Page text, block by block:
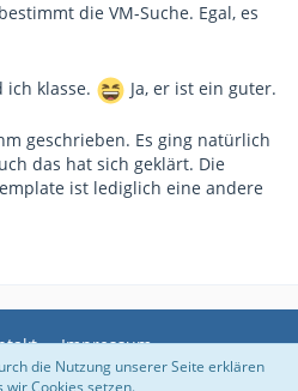
die VM-Suche. Egal, es
ich klasse. Ja, er ist ein guter.
geschrieben. Es ging natürlich
das hat sich geklärt. Die
ist lediglich eine andere
Impressum
die Nutzung unserer Seite erklären
Cookies setzen.